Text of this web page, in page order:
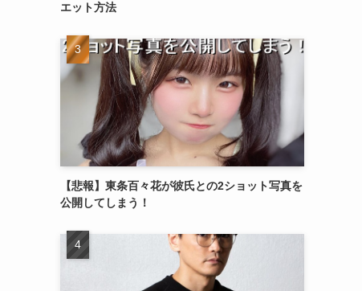
エット方法
【悲報】東条百々花が彼氏との2ショット写真を
公開してしまう！